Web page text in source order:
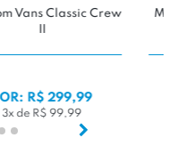
Moletom Vans ComfyCush
POR: R$ 399,99
4x de R$ 99,99